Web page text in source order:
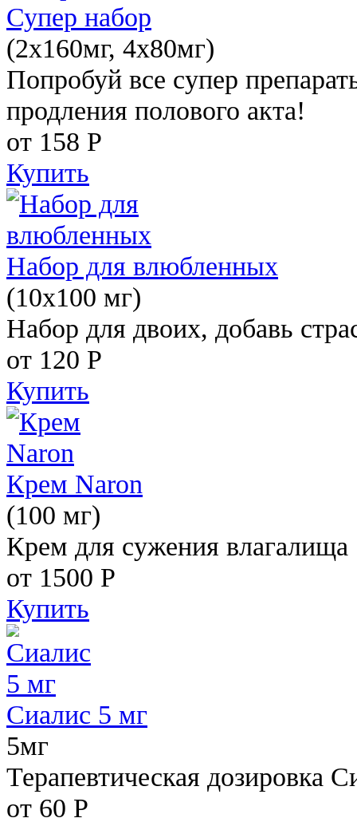
Супер набор
(2х160мг, 4х80мг)
Попробуй все супер
продления полового акта!
от 158 Р
Купить
Набор для влюбленных
(10х100 мг)
Набор для двоих, добавь
от 120 Р
Купить
Крем Naron
(100 мг)
Крем для сужения влагалища
от 1500 Р
Купить
Сиалис 5 мг
5мг
Терапевтическая дозировка
от 60 Р